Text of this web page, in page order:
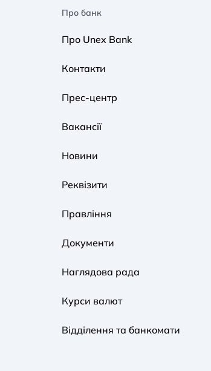
Про банк
Про Unex Bank
Контакти
Прес-центр
Вакансії
Новини
Реквізити
Правління
Документи
Наглядова рада
Курси валют
Відділення та банкомати